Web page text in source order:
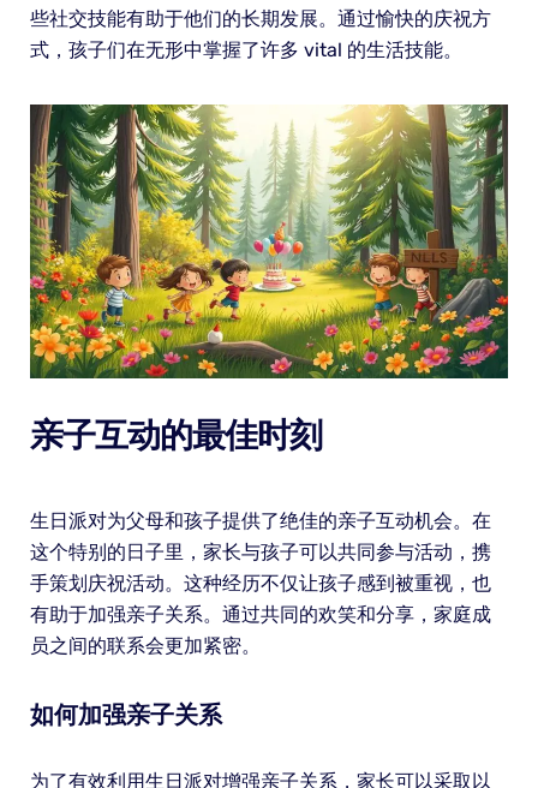
些社交技能有助于他们的长期发展。通过愉快的庆祝方
式，孩子们在无形中掌握了许多 vital 的生活技能。
亲子互动的最佳时刻
生日派对为父母和孩子提供了绝佳的亲子互动机会。在
这个特别的日子里，家长与孩子可以共同参与活动，携
手策划庆祝活动。这种经历不仅让孩子感到被重视，也
有助于加强亲子关系。通过共同的欢笑和分享，家庭成
员之间的联系会更加紧密。
如何加强亲子关系
为了有效利用生日派对增强亲子关系，家长可以采取以